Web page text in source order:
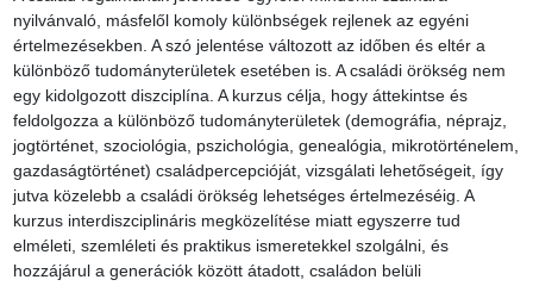
nyilvánvaló, másfelől komoly különbségek rejlenek az egyéni
értelmezésekben. A szó jelentése változott az időben és eltér a
különböző tudományterületek esetében is. A családi örökség nem
egy kidolgozott diszciplína. A kurzus célja, hogy áttekintse és
feldolgozza a különböző tudományterületek (demográfia, néprajz,
jogtörténet, szociológia, pszichológia, genealógia, mikrotörténelem,
gazdaságtörténet) családpercepcióját, vizsgálati lehetőségeit, így
jutva közelebb a családi örökség lehetséges értelmezéséig. A
kurzus interdiszciplináris megközelítése miatt egyszerre tud
elméleti, szemléleti és praktikus ismeretekkel szolgálni, és
hozzájárul a generációk között átadott, családon belüli